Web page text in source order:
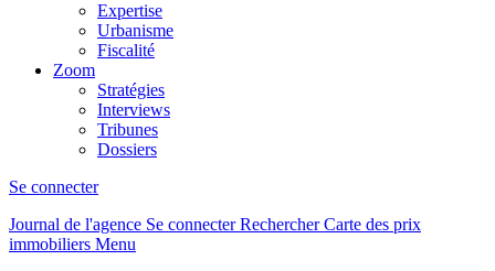
Expertise
Urbanisme
Fiscalité
Zoom
Stratégies
Interviews
Tribunes
Dossiers
Se connecter
Journal de l'agence Se connecterRechercher Carte des prix
immobiliers Menu